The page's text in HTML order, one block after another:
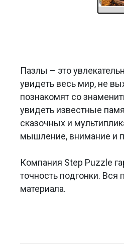
Пазлы – это
увидеть весь мир, не
познакомят со
увидеть известные
сказочных и
мышление, внимание и
Компания Step Puzzle
точность подгонки.
материала.